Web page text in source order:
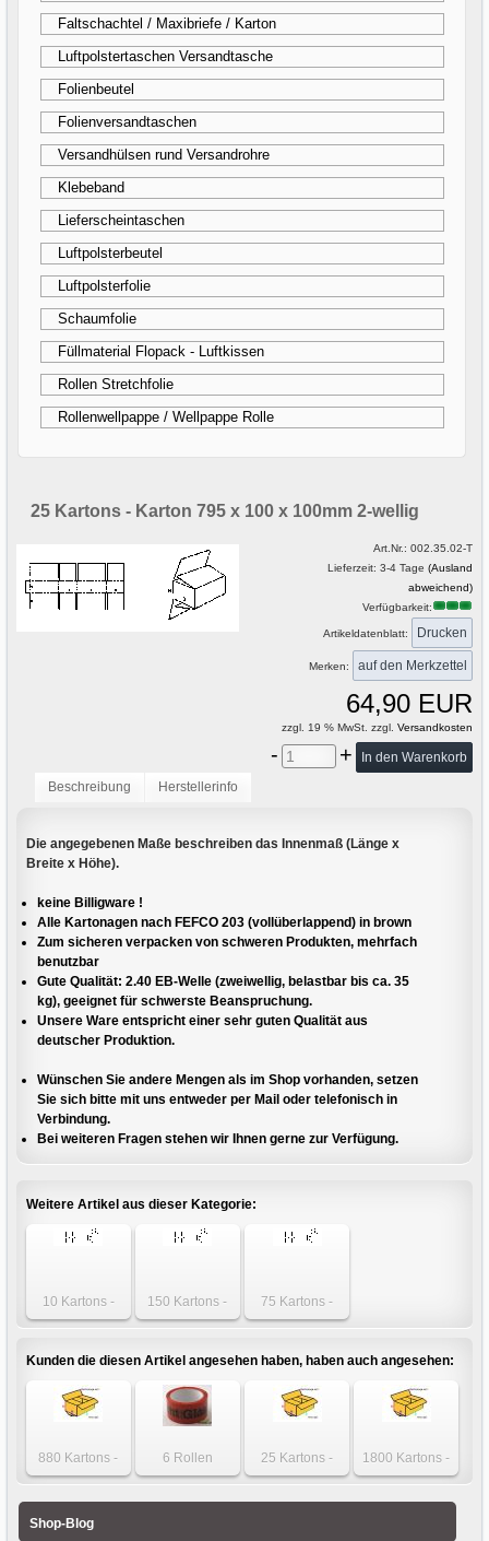
Faltschachtel / Maxibriefe / Karton
Luftpolstertaschen Versandtasche
Folienbeutel
Folienversandtaschen
Versandhülsen rund Versandrohre
Klebeband
Lieferscheintaschen
Luftpolsterbeutel
Luftpolsterfolie
Schaumfolie
Füllmaterial Flopack - Luftkissen
Rollen Stretchfolie
Rollenwellpappe / Wellpappe Rolle
25 Kartons - Karton 795 x 100 x 100mm 2-wellig
Art.Nr.: 002.35.02-T
Lieferzeit: 3-4 Tage (Ausland
abweichend)
Verfügbarkeit:
Artikeldatenblatt: Drucken
Merken:
64,90 EUR
zzgl. 19 % MwSt. zzgl. Versandkosten
- +
Beschreibung Herstellerinfo
Die angegebenen Maße beschreiben das Innenmaß (Länge x
Breite x Höhe).
keine Billigware !
Alle Kartonagen nach FEFCO 203 (vollüberlappend) in brown
Zum sicheren verpacken von schweren Produkten, mehrfach
benutzbar
Gute Qualität: 2.40 EB-Welle (zweiwellig, belastbar bis ca. 35
kg), geeignet für schwerste Beanspruchung.
Unsere Ware entspricht einer sehr guten Qualität aus
deutscher Produktion.
Wünschen Sie andere Mengen als im Shop vorhanden, setzen
Sie sich bitte mit uns entweder per Mail oder telefonisch in
Verbindung.
Bei weiteren Fragen stehen wir Ihnen gerne zur Verfügung.
Weitere Artikel aus dieser Kategorie:
10 Kartons -
Karton 795 x 100
150 Kartons -
Karton 795 x 100
75 Kartons -
Karton 795 x 100
Kunden die diesen Artikel angesehen haben, haben auch angesehen:
880 Kartons -
Karton 360 x 220
wellig
6 Rollen
Warnklebeband
25 Kartons -
Faltkarton 300 x
1800 Kartons -
Karton 525 x 170
Shop-Blog